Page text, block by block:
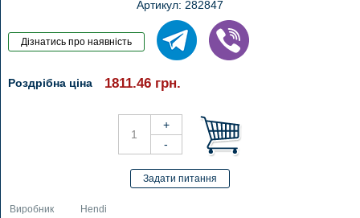
Артикул: 282847
Роздрібна ціна 1811.46 грн.
Виробник Hendi